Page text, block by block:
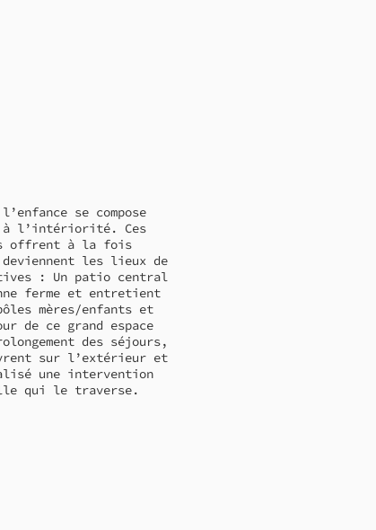
se compose
à l’intériorité. Ces
offrent à la fois
les lieux de
: Un patio central
ferme et entretient
mères/enfants et
de ce grand espace
des séjours,
sur l’extérieur et
une intervention
qui le traverse.